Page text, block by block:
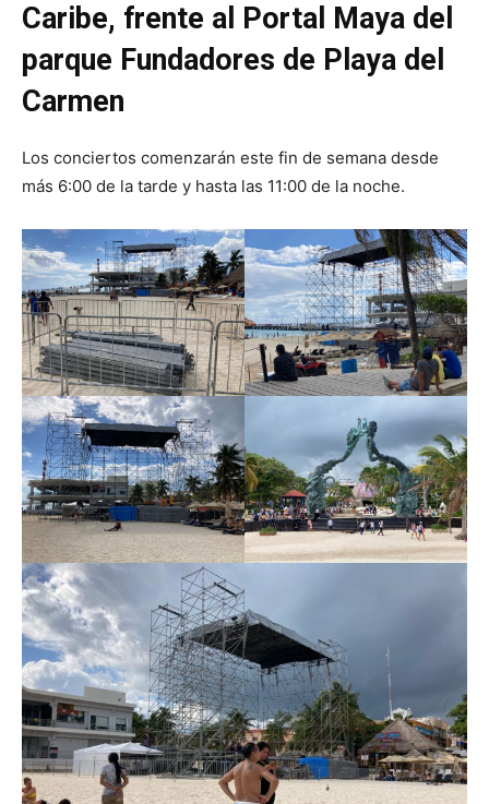
Caribe, frente al Portal Maya del
parque Fundadores de Playa del
Carmen
Los conciertos comenzarán este fin de semana desde
más 6:00 de la tarde y hasta las 11:00 de la noche.